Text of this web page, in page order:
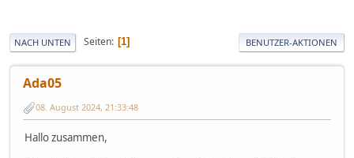
NACH UNTEN Seiten 1 BENUTZER-AKTIONEN
Ada05
08. August 2024, 21:33:48
Hallo zusammen,